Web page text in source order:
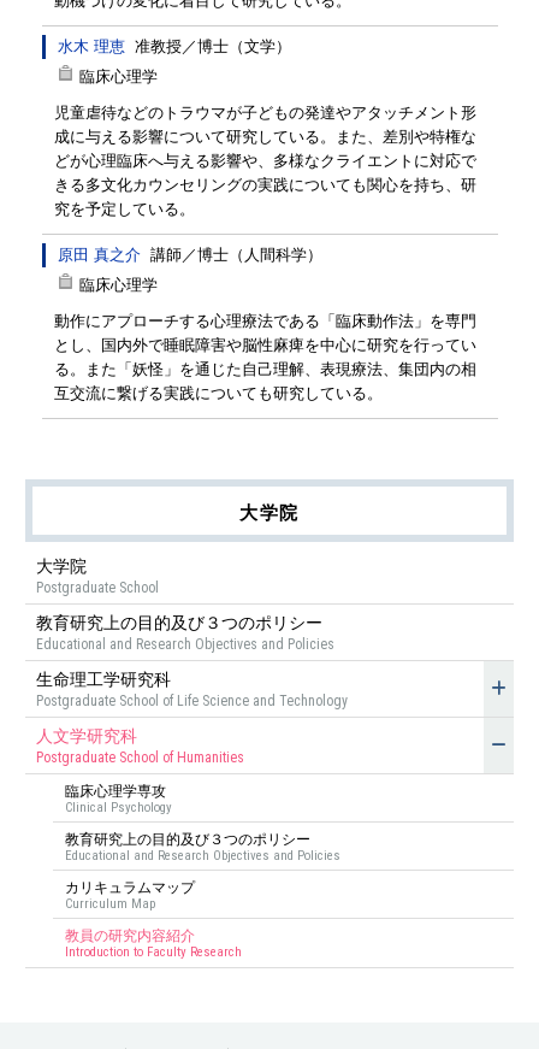
水木 理恵 准教授／博士（文学）
臨床心理学
児童虐待などのトラウマが子どもの発達やアタッチメント形
成に与える影響について研究している。また、差別や特権な
どが心理臨床へ与える影響や、多様なクライエントに対応で
きる多文化カウンセリングの実践についても関心を持ち、研
究を予定している。
原田 真之介 講師／博士（人間科学）
臨床心理学
動作にアプローチする心理療法である「臨床動作法」を専門
とし、国内外で睡眠障害や脳性麻痺を中心に研究を行ってい
る。また「妖怪」を通じた自己理解、表現療法、集団内の相
互交流に繋げる実践についても研究している。
大学院
大学院
Postgraduate School
教育研究上の目的及び３つのポリシー
Educational and Research Objectives and Policies
生命理工学研究科
Postgraduate School of Life Science and Technology
人文学研究科
Postgraduate School of Humanities
臨床心理学専攻
Clinical Psychology
教育研究上の目的及び３つのポリシー
Educational and Research Objectives and Policies
カリキュラムマップ
Curriculum Map
教員の研究内容紹介
Introduction to Faculty Research